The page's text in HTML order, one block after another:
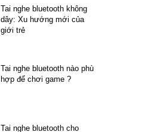
Tai nghe bluetooth không
dây: Xu hướng mới của
giới trẻ
Tai nghe bluetooth nào phù
hợp để chơi game ?
Tai nghe bluetooth cho